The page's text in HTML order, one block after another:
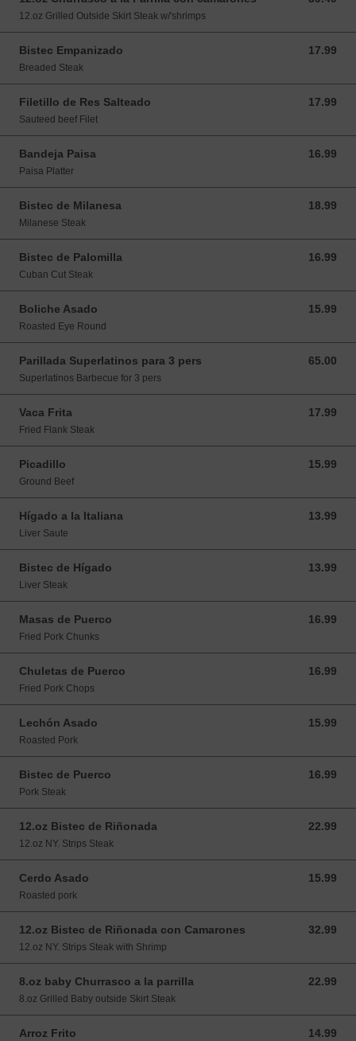
12.oz Grilled Outside Skirt Steak w/'shrimps
Bistec Empanizado 17.99
17.99 USD
Breaded Steak
Filetillo de Res Salteado 17.99
17.99 USD
Sauteed beef Filet
Bandeja Paisa 16.99
16.99 USD
Paisa Platter
Bistec de Milanesa 18.99
18.99 USD
Milanese Steak
Bistec de Palomilla 16.99
16.99 USD
Cuban Cut Steak
Boliche Asado 15.99
15.99 USD
Roasted Eye Round
Parillada Superlatinos para 3 pers 65.00
65.00 USD
Superlatinos Barbecue for 3 pers
Vaca Frita 17.99
17.99 USD
Fried Flank Steak
Picadillo 15.99
15.99 USD
Ground Beef
Hígado a la Italiana 13.99
13.99 USD
Liver Saute
Bistec de Hígado 13.99
13.99 USD
Liver Steak
Masas de Puerco 16.99
16.99 USD
Fried Pork Chunks
Chuletas de Puerco 16.99
16.99 USD
Fried Pork Chops
Lechón Asado 15.99
15.99 USD
Roasted Pork
Bistec de Puerco 16.99
16.99 USD
Pork Steak
12.oz Bistec de Riñonada 22.99
22.99 USD
12.oz NY. Strips Steak
Cerdo Asado 15.99
15.99 USD
Roasted pork
12.oz Bistec de Riñonada con Camarones 32.99
32.99 USD
12.oz NY. Strips Steak with Shrimp
8.oz baby Churrasco a la parrilla 22.99
22.99 USD
8.oz Grilled Baby outside Skirt Steak
Arroz Frito 14.99
14.99 USD